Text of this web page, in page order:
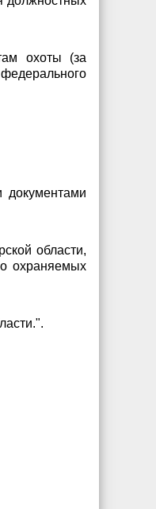
охоты (за
документами
области,
охраняемых